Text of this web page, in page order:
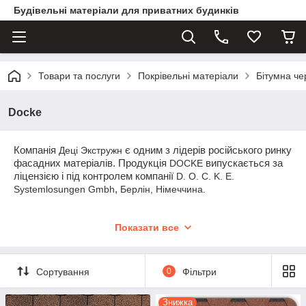
Будівельні матеріали для приватних будинків
Товари та послуги Покрівельні матеріали Бітумна
Docke
Компанія Деці Экстружн є одним з лідерів російського ринку
фасадних матеріалів. Продукція DOCKE випускається за
ліцензією і під контролем компанії D. O. C. K. E.
Systemlosungen Gmbh, Берлін, Німеччина.
в 60-ти кілометрах від Москви р. Дмитрові. Тут представлено
екструзії і лиття техніки. Інженери і виробничий персонал
проходять навчання та стажування в Німеччині.
Гарантія на всю продукцію 50 років.
Показати все
Сортування 0 Фільтри
Знижка